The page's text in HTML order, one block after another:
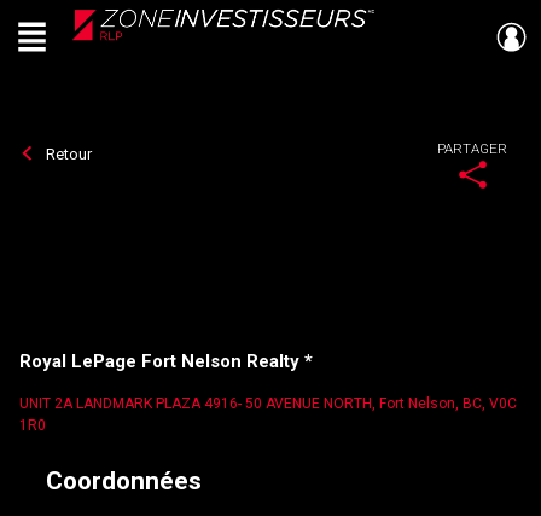
Live
En Direct
Menu
Retour PARTAGER
Royal LePage Fort Nelson Realty *
UNIT 2A LANDMARK PLAZA 4916- 50 AVENUE NORTH, Fort Nelson, BC, V0C
1R0
Coordonnées